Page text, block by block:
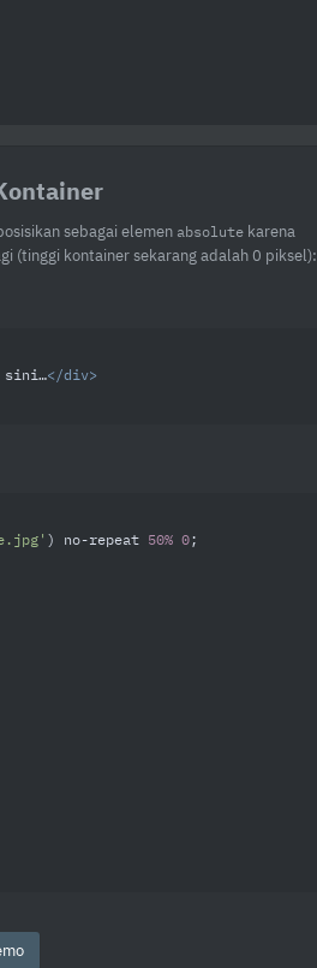
sebagai elemen absolutekarena
(tinggi kontainer sekarang adalah 0 piksel):
sini…</div>
) no-repeat 50% 0;